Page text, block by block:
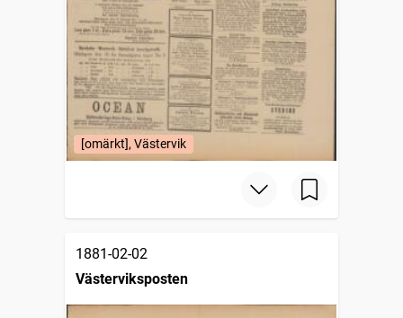
[omärkt], Västervik
1881-02-02
Västerviksposten